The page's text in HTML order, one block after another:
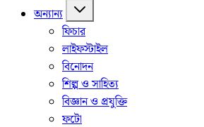
অন্যান্য
ফিচার
লাইফস্টাইল
বিনোদন
শিল্প ও সাহিত্য
বিজ্ঞান ও প্রযুক্তি
ফটো